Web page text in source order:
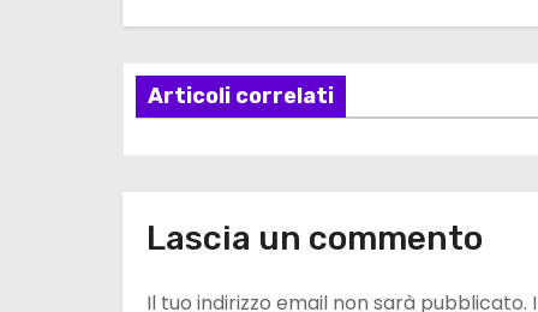
a
z
i
n
Articoli correlati
Lascia un commento
Il tuo indirizzo email non sarà pubblicato.